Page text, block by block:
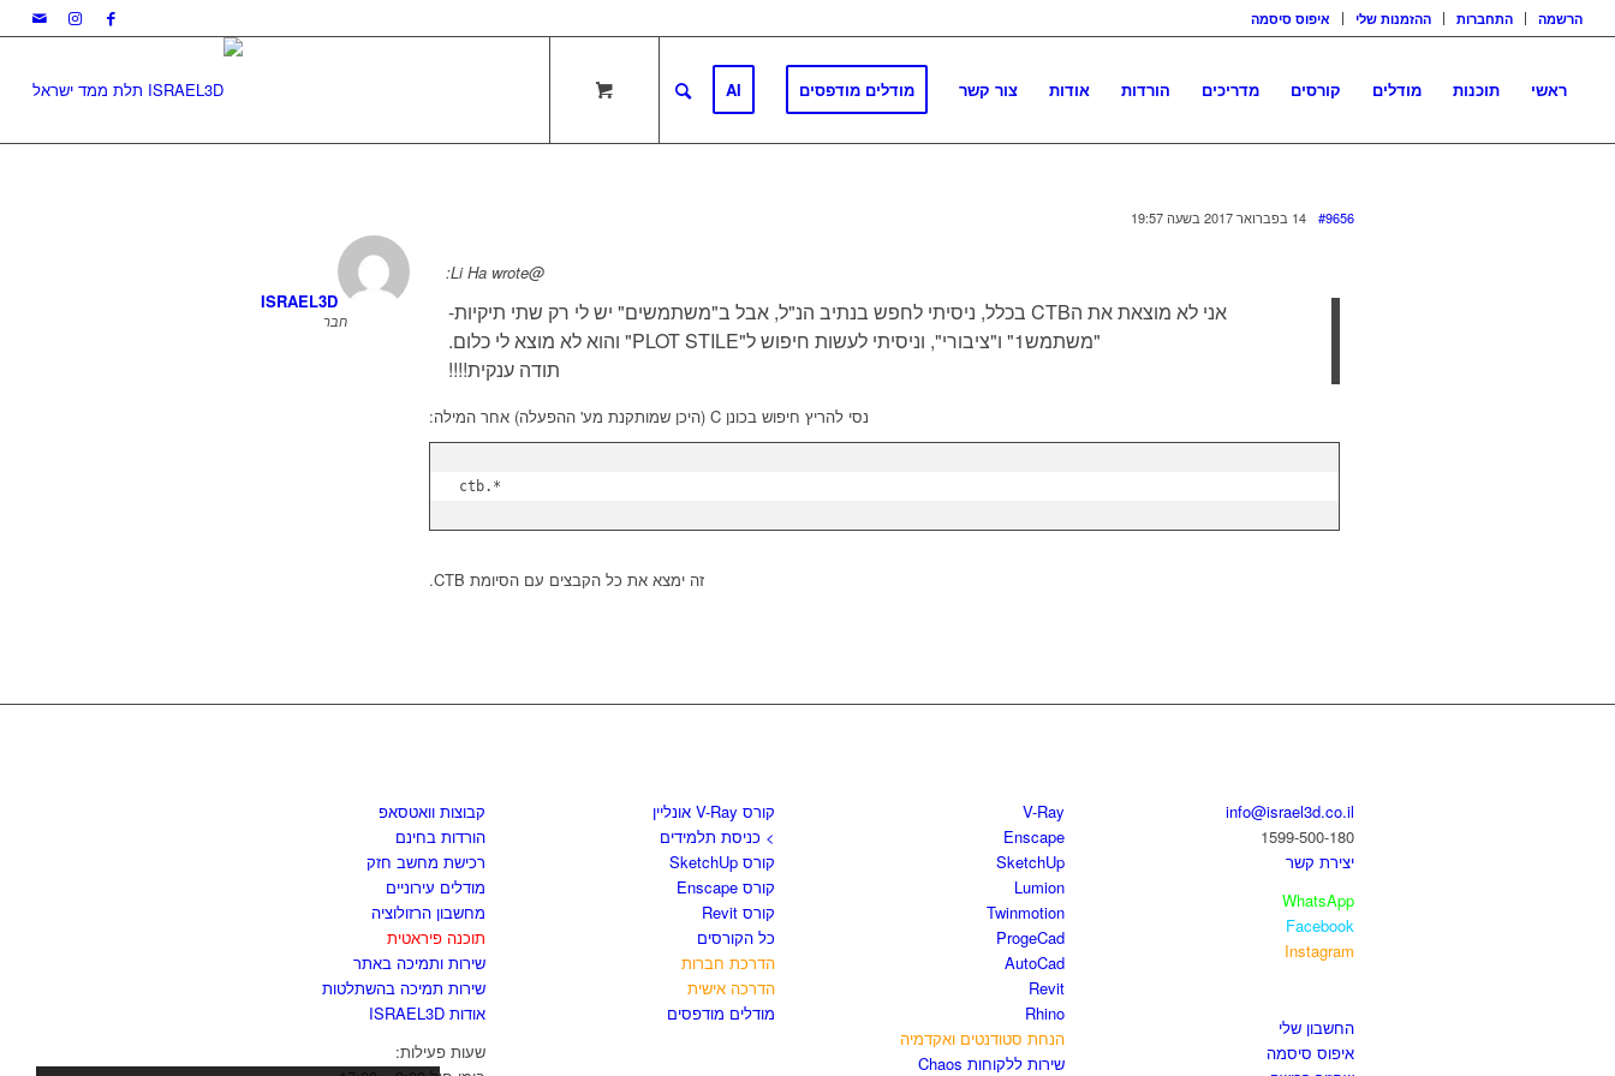
הרשמה התחברות ההזמנות שלי איפוס סיסמה
ראשי תוכנות מודלים קורסים מדריכים הורדות אודות צור קשר מודלים מודפסים AI
14 בפברואר 2017 בשעה 19:57 #9656
ISRAEL3D
חבר
@Li Ha wrote:
אני לא מוצאת את הCTB בכלל, ניסיתי לחפש בנתיב הנ"ל, אבל ב"משתמשים" יש לי רק שתי תיקיות-
"משתמש1" ו"ציבורי", וניסיתי לעשות חיפוש ל"PLOT STILE" והוא לא מוצא לי כלום.
תודה ענקית!!!!
נסי להריץ חיפוש בכונן C (היכן שמותקנת מע' ההפעלה) אחר המילה:
*.ctb
זה ימצא את כל הקבצים עם הסיומת CTB.
info@israel3d.co.il
1599-500-180
יצירת קשר
WhatsApp
Facebook
Instagram
החשבון שלי
איפוס סיסמה
V-Ray
Enscape
SketchUp
Lumion
Twinmotion
ProgeCad
AutoCad
Revit
Rhino
הנחת סטודנטים ואקדמיה
שירות ללקוחות Chaos
קורס V-Ray אונליין
> כניסת תלמידים
קורס SketchUp
קורס Enscape
קורס Revit
כל הקורסים
הדרכת חברות
הדרכה אישית
מודלים מודפסים
קבוצות וואטסאפ
הורדות בחינם
רכישת מחשב חזק
מודלים עירוניים
מחשבון הרזולוציה
תוכנה פיראטית
שירות ותמיכה באתר
שירות תמיכה בהשתלטות
אודות ISRAEL3D
שעות פעילות: